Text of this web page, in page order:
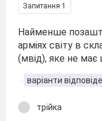
Запитання 1
Найменше
арміях світу в
(мвід), яке не
варіанти
трійка